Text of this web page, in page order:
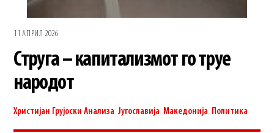
11 АПРИЛ 2026
Струга – капитализмот го труе
народот
Христијан Грујоски Анализа ,Југославија Македонија Политика